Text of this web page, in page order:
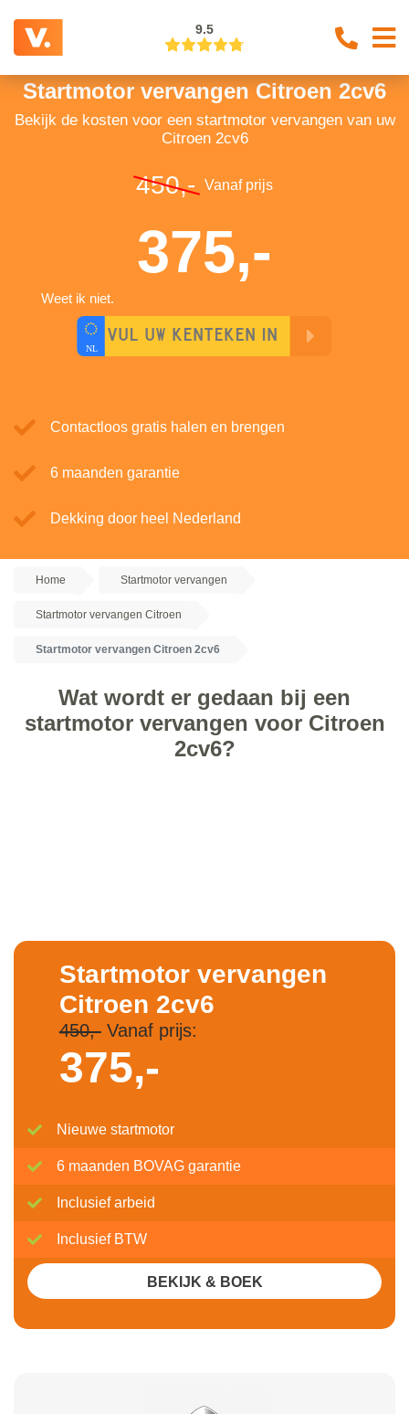
9.5
Startmotor vervangen Citroen 2cv6
Bekijk de kosten voor een startmotor vervangen van uw
Citroen 2cv6
450,- Vanaf prijs
375,-
Weet ik niet.
Contactloos gratis halen en brengen
6 maanden garantie
Dekking door heel Nederland
Home Startmotor vervangen
Startmotor vervangen Citroen
Startmotor vervangen Citroen 2cv6
Wat wordt er gedaan bij een
startmotor vervangen voor Citroen
2cv6?
Startmotor vervangen
Citroen 2cv6
450,-Vanaf prijs:
375,-
Nieuwe startmotor
6 maanden BOVAG garantie
Inclusief arbeid
Inclusief BTW
BEKIJK & BOEK